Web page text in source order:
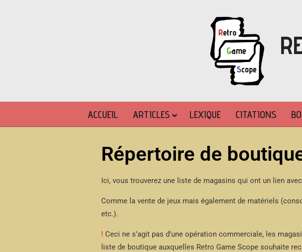
ACCUEIL ARTICLES LEXIQUE CITATIONS
Répertoire de
Ici, vous trouverez une liste de magasins qui ont un lien
Comme la vente de jeux mais également de matériels
etc.).
! Ceci ne s’agit pas d’une opération commerciale, les
liste de boutique auxquelles Retro Game Scope souhaite